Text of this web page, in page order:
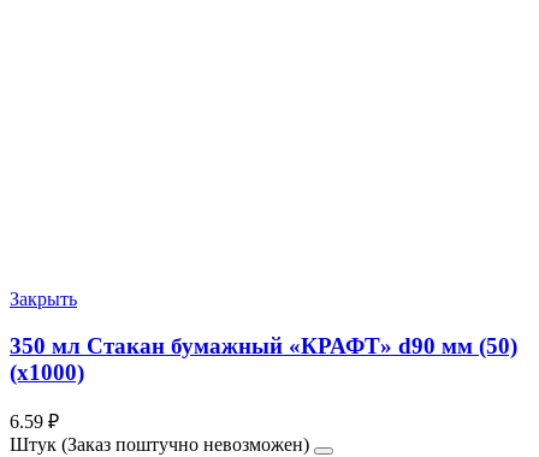
Закрыть
350 мл Стакан бумажный «КРАФТ» d90 мм (50)
(х1000)
6.59 ₽
Штук (Заказ поштучно невозможен)